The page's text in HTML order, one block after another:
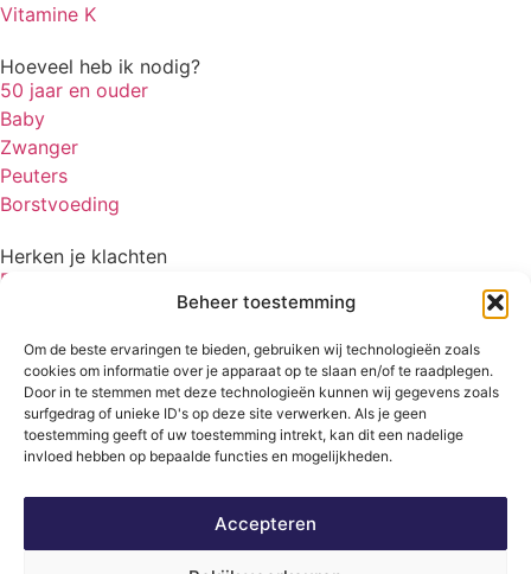
Beheer toestemming
Om de beste ervaringen te bieden, gebruiken wij technologieën zoals
cookies om informatie over je apparaat op te slaan en/of te raadplegen.
Door in te stemmen met deze technologieën kunnen wij gegevens zoals
surfgedrag of unieke ID's op deze site verwerken. Als je geen
toestemming geeft of uw toestemming intrekt, kan dit een nadelige
invloed hebben op bepaalde functies en mogelijkheden.
Accepteren
Vitamine K
Hoeveel heb ik nodig?
50 jaar en ouder
Baby
Zwanger
Peuters
Borstvoeding
Herken je klachten
Botontkalking
Haaruitval
Overgangsklachten
Algemene voorwaarden